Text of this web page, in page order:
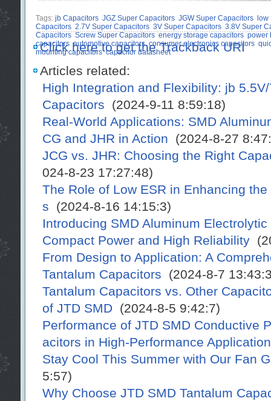
Tags: jb Capacitors JGZ Super Capacitors JGW Super Capacitors
low
Capacitors 2.7V Super Capacitors 3V Super Capacitors 3.8V Super
Capacitors Screw Super Capacitors energy storage capacitors power
capacitors automotive capacitors consumer electronics capacitors
mounting capacitors capacitor datasheet
Click here to get the Trackback URI
Articles related:
High Integration and Flexibility: jb
Capacitors (2024-9-11 8:59:18)
Real-World Applications: SMD
CG and JHR in Action (2024-8-27
JCG vs. JHR: Choosing the Right
024-8-23 17:27:48)
The Role of Low ESR in Enhancing
s (2024-8-16 14:15:3)
Introducing SMD Aluminum
Compact Power and High Reliability
From Design to Application: A
Tantalum Capacitors (2024-8-7
Tantalum Capacitors vs. Other
of JTD SMD(2024-8-5 9:42:7)
Performance of JTD SMD Conductive
acitors in High-Performance
Stay Cool This Summer with Our Fan
5:57)
Why Choose JTD SMD Tantalum